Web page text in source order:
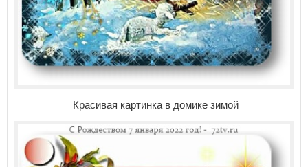
Красивая картинка в домике зимой